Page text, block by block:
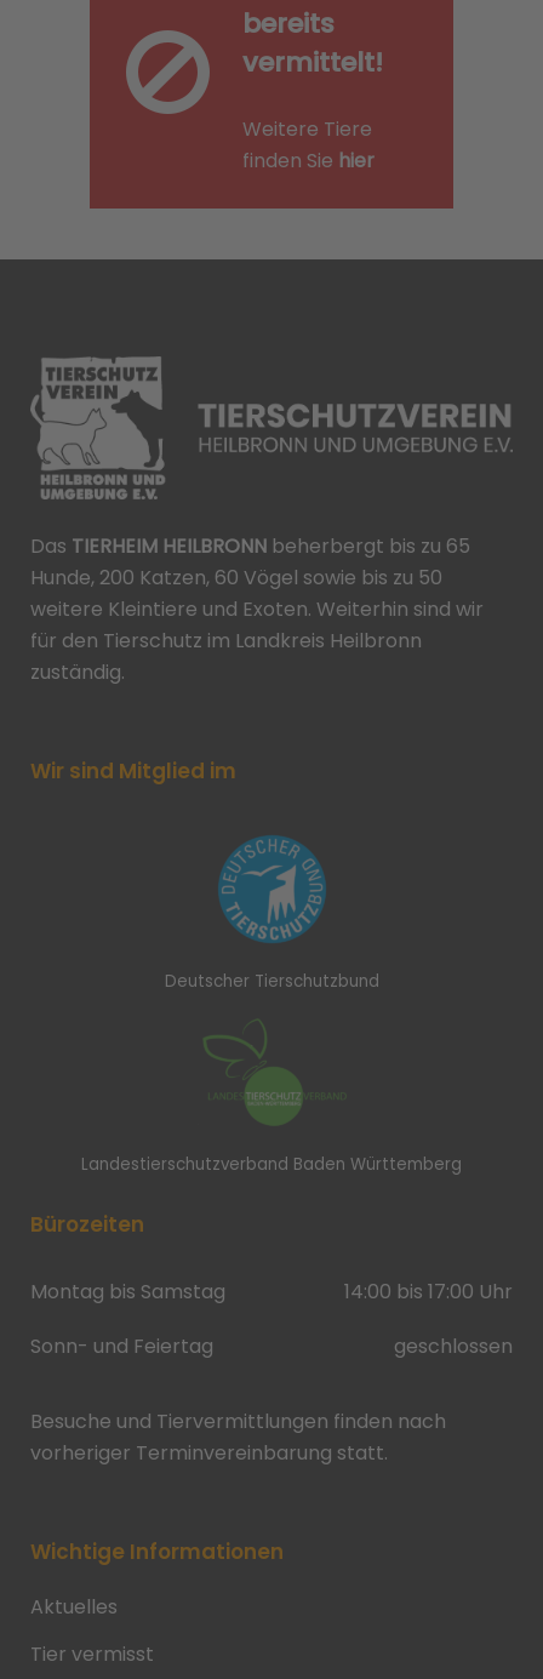
bereits
vermittelt!
Weitere Tiere
finden Sie hier
Das TIERHEIM HEILBRONN beherbergt bis zu 65
Hunde, 200 Katzen, 60 Vögel sowie bis zu 50
weitere Kleintiere und Exoten. Weiterhin sind wir
für den Tierschutz im Landkreis Heilbronn
zuständig.
Wir sind Mitglied im
Deutscher Tierschutzbund
Landestierschutzverband Baden Württemberg
Bürozeiten
Montag bis Samstag
14:00 bis 17:00 Uhr
Sonn- und Feiertag
geschlossen
Besuche und Tiervermittlungen finden nach
vorheriger Terminvereinbarung statt.
Wichtige Informationen
Aktuelles
Tier vermisst